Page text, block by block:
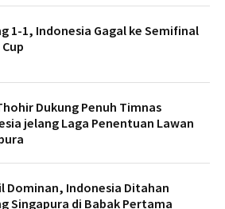
1-1, Indonesia Gagal ke Semifinal
Dukung Penuh Timnas
jelang Laga Penentuan Lawan
Dominan, Indonesia Ditahan
Singapura di Babak Pertama